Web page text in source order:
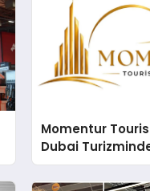
Momentur
Dubai
Operasyon
Yaratıyor